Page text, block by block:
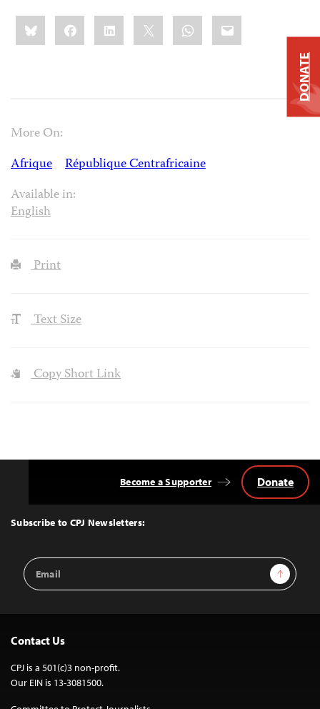
Share
this:BlueskyFacebookLinkedIn WhatsApp
Email
More On:
Afrique
République Centrafricaine
Available in:
English
Print
Text Size
Copy Short Link
Top
Subscribe to CPJ Newsletters:
Email
Address
Sign Up
Become a Supporter Donate
Contact Us
CPJ is a 501(c)3 non-profit.
Our EIN is 13-3081500.
DONATE